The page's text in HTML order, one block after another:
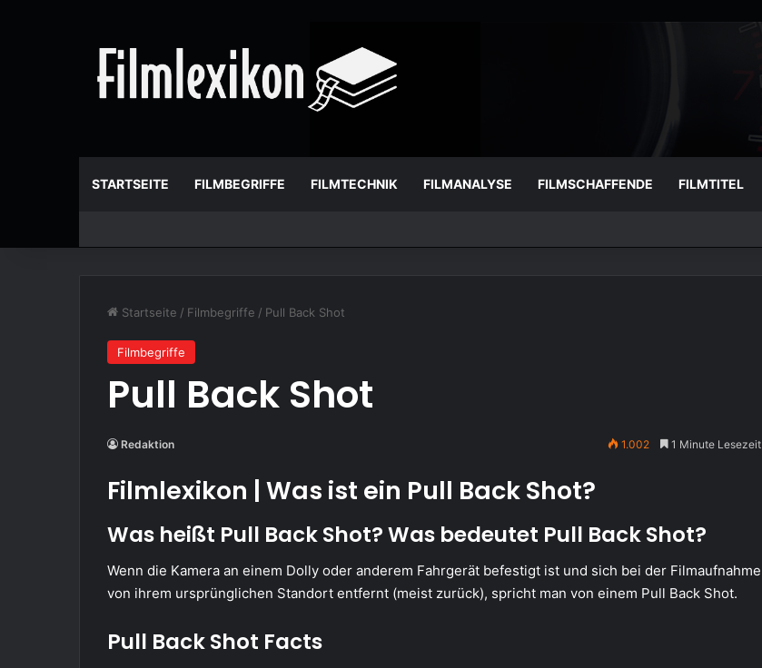
STARTSEITE FILMBEGRIFFE FILMTECHNIK FILMANALYSE FILMSCHAFFENDE FILMTITEL
Startseite / Filmbegriffe / Pull Back Shot
Filmbegriffe
Pull Back Shot
Redaktion 1.002 1 Minute Lesezeit
Filmlexikon | Was ist ein Pull Back Shot?
Was heißt Pull Back Shot? Was bedeutet Pull Back Shot?
Wenn die Kamera an einem Dolly oder anderem Fahrgerät befestigt ist und sich bei der Filmaufnahme
von ihrem ursprünglichen Standort entfernt (meist zurück), spricht man von einem Pull Back Shot.
Pull Back Shot Facts